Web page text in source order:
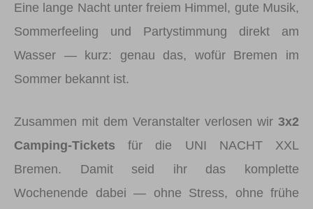
Eine lange Nacht unter freiem Himmel, gute Musik,
Sommerfeeling und Partystimmung direkt am
Wasser — kurz: genau das, wofür Bremen im
Sommer bekannt ist.
Zusammen mit dem Veranstalter verlosen wir 3x2
Camping-Tickets für die UNI NACHT XXL
Bremen. Damit seid ihr das komplette
Wochenende dabei — ohne Stress, ohne frühe